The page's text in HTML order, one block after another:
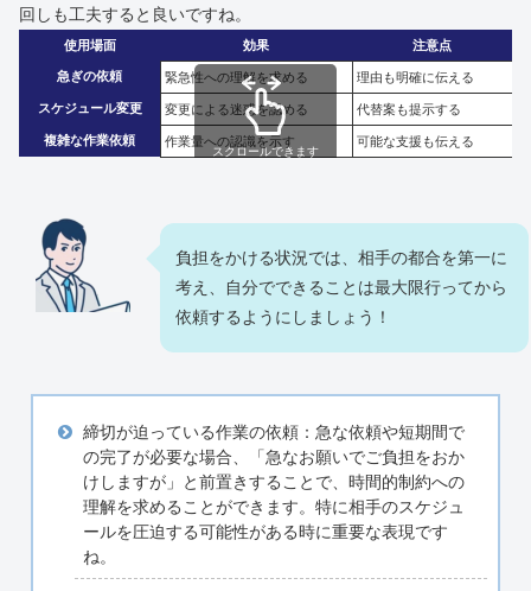
回しも工夫すると良いですね。
使用場面 効果 注意点
急ぎの依頼 緊急性への理解を求める 理由も明確に伝える
スケジュール変更 変更による迷惑を認める 代替案も提示する
複雑な作業依頼 作業量への認識を示す 可能な支援も伝える
スクロールできます
負担をかける状況では、相手の都合を第一に
考え、自分でできることは最大限行ってから
依頼するようにしましょう！
締切が迫っている作業の依頼：急な依頼や短期間で
の完了が必要な場合、「急なお願いでご負担をおか
けしますが」と前置きすることで、時間的制約への
理解を求めることができます。特に相手のスケジュ
ールを圧迫する可能性がある時に重要な表現です
ね。